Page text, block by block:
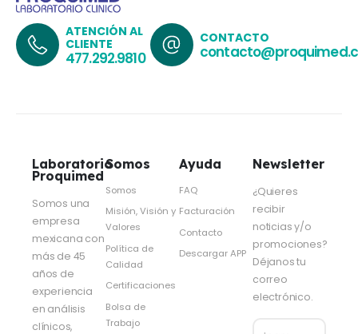
ATENCIÓN AL
CLIENTE
477.292.9810
CONTACTO
Laboratorio
Proquimed
Somos una
empresa
mexicana con
más de 45
años de
experiencia
en análisis
clínicos,
Somos
Somos
Misión, Visión y
Valores
Política de
Calidad
Certificaciones
Bolsa de
Trabajo
Ayuda
FAQ
Facturación
Contacto
Descargar APP
Newsletter
¿Quieres
recibir
noticias y/o
promociones?
Déjanos tu
correo
electrónico.